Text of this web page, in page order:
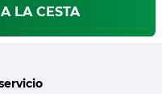
LA CESTA